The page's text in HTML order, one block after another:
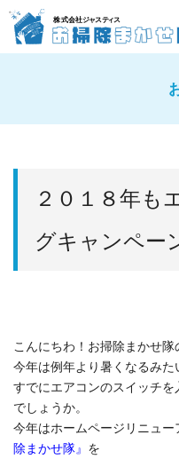
２０１８年も
グキャンペー
こんにちわ！お掃除まかせ隊
今年は例年より暑くなるみた
すでにエアコンのスイッチ
でしょうか。
今年はホームページリニュ
除まかせ隊』 を